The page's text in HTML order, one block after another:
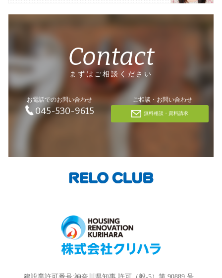
Contact
まずはご相談ください
お電話でのお問い合わせ
045-530-9615
ご相談・お問い合わせ
無料相談・資料請求